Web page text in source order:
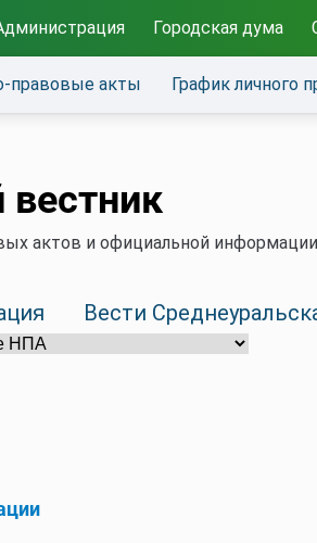
Городская дума
правовые акты График личного
вестник
актов и официальной
Вести